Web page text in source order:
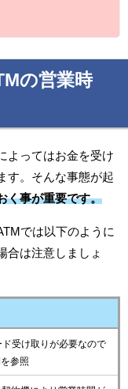
の営業時
よってはお金を受け
す。そんな事態が起
く事が重要です。
では以下のように
合は注意しましょ
受け取りが必要なので
参照